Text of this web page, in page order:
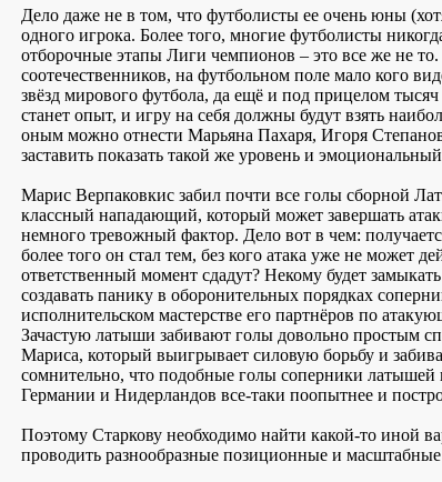
Дело даже не в том, что футболисты ее очень юны
одного игрока. Более того, многие футболисты
отборочные этапы Лиги чемпионов – это все же не
соотечественников, на футбольном поле мало кого
звёзд мирового футбола, да ещё и под прицелом
станет опыт, и игру на себя должны будут взять
оным можно отнести Марьяна Пахаря, Игоря
заставить показать такой же уровень и
Марис Верпаковкис забил почти все голы сборной
классный нападающий, который может завершать
немного тревожный фактор. Дело вот в чем:
более того он стал тем, без кого атака уже не может
ответственный момент сдадут? Некому будет
создавать панику в оборонительных порядках
исполнительском мастерстве его партнёров по
Зачастую латыши забивают голы довольно простым
Мариса, который выигрывает силовую борьбу и
сомнительно, что подобные голы соперники
Германии и Нидерландов все-таки поопытнее и
Поэтому Старкову необходимо найти какой-то иной
проводить разнообразные позиционные и